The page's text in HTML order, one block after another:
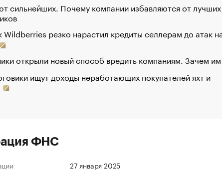
сильнейших. Почему компании избавляются от лучших
Wildberries резко нарастил кредиты селлерам до атак
открыли новый способ вредить компаниям. Зачем
ищут доходы неработающих покупателей яхт и
ФНС
27 января 2025